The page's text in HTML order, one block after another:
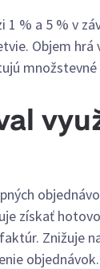
1 % a 5 % v
Objem hrá
množstevné
získať
Znižuje
objednávok.